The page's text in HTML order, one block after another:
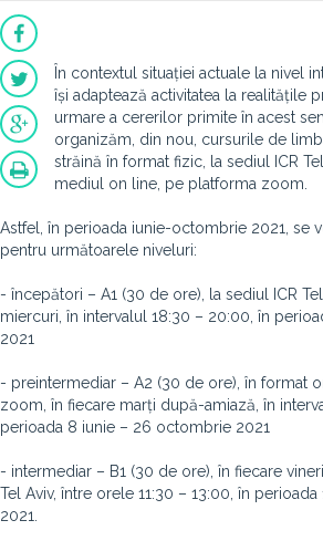
În contextul situației actuale la nivel
își adaptează activitatea la realitățile
urmare a cererilor primite în acest
organizăm, din nou, cursurile de
străină în format fizic, la sediul ICR
mediul on line, pe platforma zoom.
Astfel, în perioada iunie-octombrie 2021, se
pentru următoarele niveluri:
- începători – A1 (30 de ore), la sediul ICR
miercuri, în intervalul 18:30 – 20:00, în
2021
- preintermediar – A2 (30 de ore), în format
zoom, în fiecare marți după-amiază, în
perioada 8 iunie – 26 octombrie 2021
- intermediar – B1 (30 de ore), în fiecare
Tel Aviv, între orele 11:30 – 13:00, în
2021.